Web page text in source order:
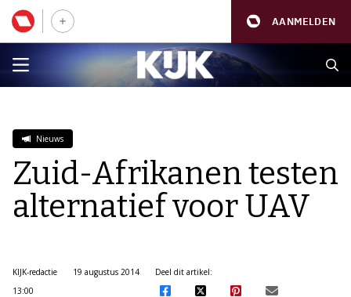
AANMELDEN
Nieuws
Zuid-Afrikanen testen
alternatief voor UAV
KIJK-redactie
19 augustus 2014
13:00
Deel dit artikel: